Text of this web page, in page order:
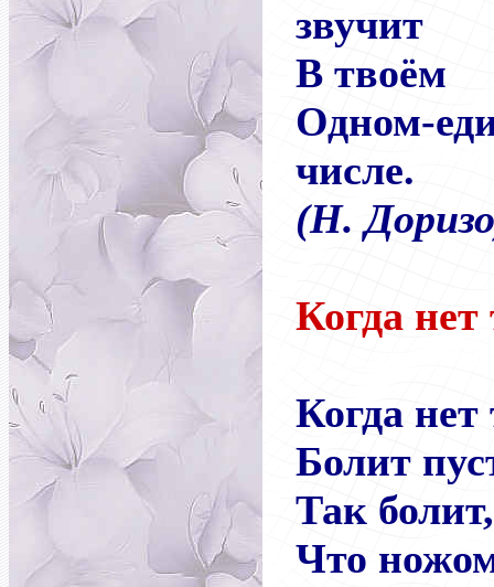
звучит
В твоём
Одном-
числе.
(Н.
Когда
Когда нет
Болит
Так
Что